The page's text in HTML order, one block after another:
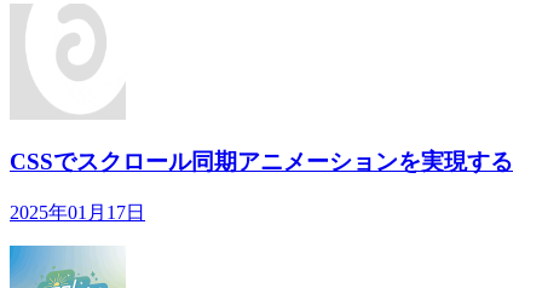
CSSでスクロール同期アニメーションを実現する
2025年01月17日